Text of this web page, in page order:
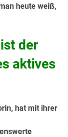
heute weiß,
der
aktives
hat mit ihrer